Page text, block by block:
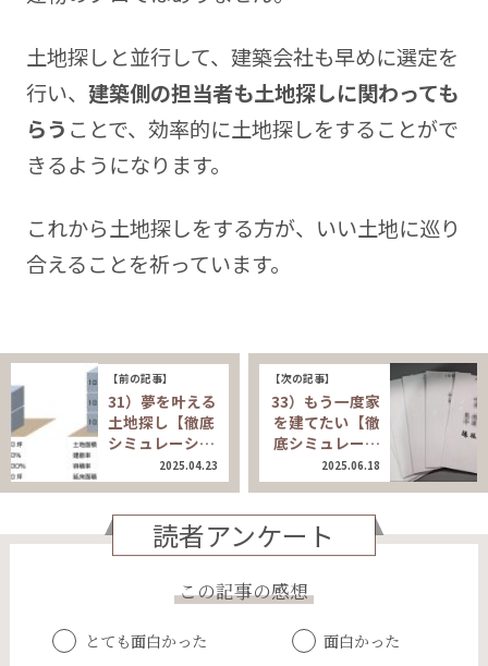
土地探しと並行して、建築会社も早めに選定を
行い、 建築側の担当者も土地探しに関わっても
らう ことで、効率的に土地探しをすることがで
きるようになります。
これから土地探しをする方が、いい土地に巡り
合えることを祈っています。
【前の記事】
31）夢を叶える
土地探し【徹底
シミュレーシ…
2025.04.23
【次の記事】
33）もう一度家
を建てたい【徹
底シミュレー…
2025.06.18
読者アンケート
この記事の感想
とても面白かった 面白かった